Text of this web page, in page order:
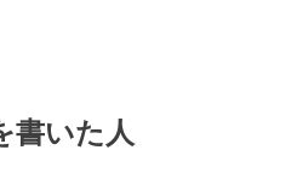
書いた人